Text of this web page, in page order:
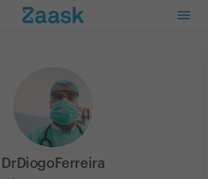
DrDiogoFerreira